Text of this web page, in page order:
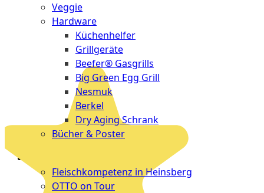
Veggie
Hardware
Küchenhelfer
Grillgeräte
Beefer® Gasgrills
Big Green Egg Grill
Nesmuk
Berkel
Dry Aging Schrank
Bücher & Poster
Fleischkompetenz in Heinsberg
OTTO on Tour